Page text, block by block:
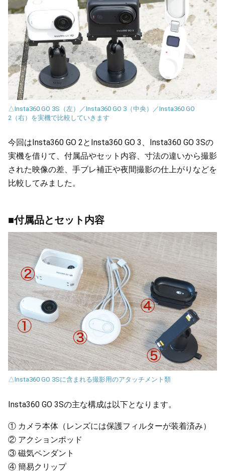
△Insta360 GO 3S（左）／Insta360 GO 3（中央）／Insta360 GO
2（右）を実機で比較していきます
今回はInsta360 GO 2とInsta360 GO 3、Insta360 GO 3Sの
実機を借りて、付属品やセット内容、寸法の違いから撮影
された映像の差、手ブレ補正や夜間撮影の仕上がりなどを
比較してみました。
■付属品とセット内容
△Insta360 GO 3Sに含まれる撮影用のアタッチメント類
Insta360 GO 3Sの主な構成は以下となります。
① カメラ本体（レンズには保護フィルターが装着済み）
② アクションポッド
③ 磁気ペンダント
④ 簡易クリップ